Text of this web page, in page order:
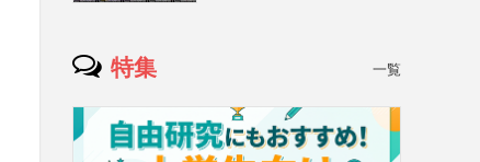
特集 一覧